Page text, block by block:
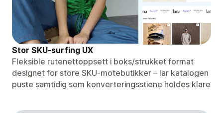
Stor SKU-surfing UX
Fleksible rutenettoppsett i boks/strukket format
designet for store SKU-motebutikker – lar katalogen
puste samtidig som konverteringsstiene holdes klare